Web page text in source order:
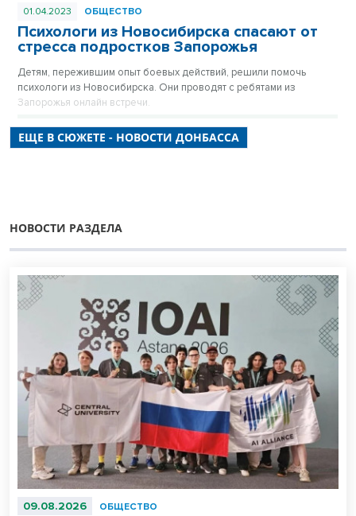
01.04.2023 ОБЩЕСТВО
Психологи из Новосибирска спасают от
стресса подростков Запорожья
Детям, пережившим опыт боевых действий, решили помочь
психологи из Новосибирска. Они проводят с ребятами из
Запорожья онлайн встречи.
ЕЩЕ В СЮЖЕТЕ - НОВОСТИ ДОНБАССА
НОВОСТИ РАЗДЕЛА
09.08.2026 ОБЩЕСТВО